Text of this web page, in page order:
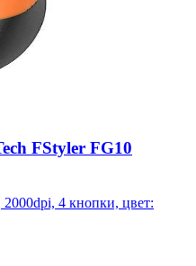
FStyler FG10
2000dpi, 4 кнопки, цвет: